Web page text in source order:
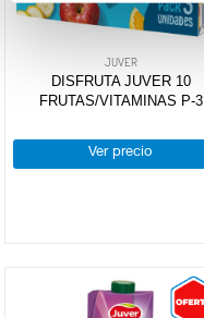
JUVER
DISFRUTA JUVER 10
FRUTAS/VITAMINAS P-3
Ver precio